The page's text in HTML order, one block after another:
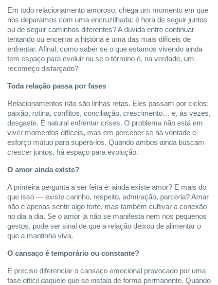
Em todo relacionamento amoroso, chega um momento em que
nos deparamos com uma encruzilhada: é hora de seguir juntos
ou de seguir caminhos diferentes? A dúvida entre continuar
tentando ou encerrar a história é uma das mais difíceis de
enfrentar. Afinal, como saber se o que estamos vivendo ainda
tem espaço para evoluir ou se o término é, na verdade, um
recomeço disfarçado?
Toda relação passa por fases
Relacionamentos não são linhas retas. Eles passam por ciclos:
paixão, rotina, conflitos, conciliação, crescimento… e, às vezes,
desgaste. É natural enfrentar crises. O problema não está em
viver momentos difíceis, mas em perceber se há vontade e
esforço mútuo para superá-los. Quando ambos ainda buscam
crescer juntos, há espaço para evolução.
O amor ainda existe?
A primeira pergunta a ser feita é: ainda existe amor? E mais do
que isso — existe carinho, respeito, admiração, parceria? Amar
não é apenas sentir algo forte, mas também cultivar a conexão
no dia a dia. Se o amor já não se manifesta nem nos pequenos
gestos, pode ser sinal de que a relação deixou de alimentar o
que a mantinha viva.
O cansaço é temporário ou constante?
É preciso diferenciar o cansaço emocional provocado por uma
fase difícil daquele que se instala de forma permanente. Quando